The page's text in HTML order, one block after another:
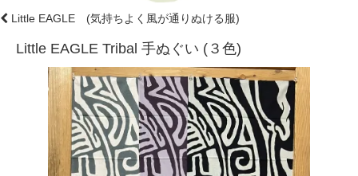
Little EAGLE (気持ちよく風が通りぬける服)
Little EAGLE Tribal 手ぬぐい (３色)